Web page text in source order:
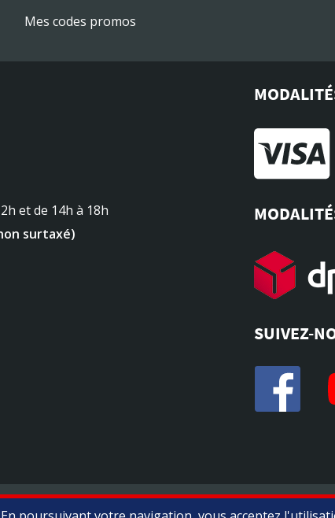
Mes codes promos
et de 14h à 18h
surtaxé)
SUIVEZ-
Marchand approuvé par la Société des Avis